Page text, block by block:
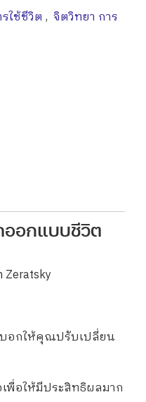
ใช้ชีวิต , จิตวิทยา การ
ออกแบบชีวิต
Zeratsky
บอกให้คุณปรับเปลี่ยน
เพื่อให้มีประสิทธิผลมาก